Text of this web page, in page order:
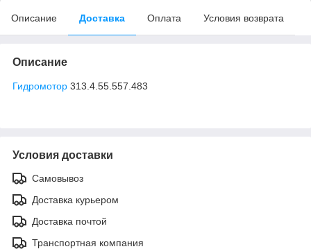
Описание Доставка Оплата Условия возврата
Описание
Гидромотор 313.4.55.557.483
Условия доставки
Самовывоз
Доставка курьером
Доставка почтой
Транспортная компания